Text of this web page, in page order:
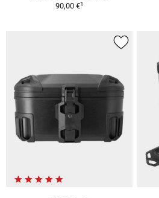
90,00 €1